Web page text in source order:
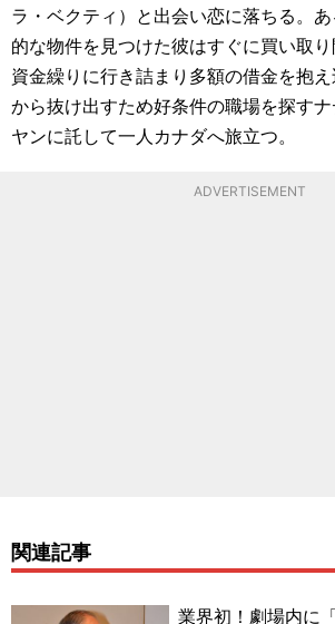
ラ・ベクティ）と出会い恋に落ちる。
的な物件を見つけた彼はすぐに買い取り
資金繰りに行き詰まり多額の借金を抱
から抜け出すため好条件の職場を探す
ヤンに託して一人カナダへ旅立つ。
ADVERTISEMENT
関連記事
業界初！劇場内に